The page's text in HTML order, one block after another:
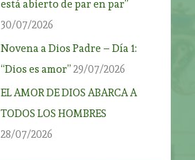
está abierto de par en par”
30/07/2026
Novena a Dios Padre – Día 1:
“Dios es amor” 29/07/2026
EL AMOR DE DIOS ABARCA A
TODOS LOS HOMBRES
28/07/2026